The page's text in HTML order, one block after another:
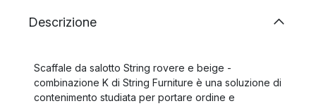
Descrizione
Scaffale da salotto String rovere e beige -
combinazione K di String Furniture è una soluzione di
contenimento studiata per portare ordine e